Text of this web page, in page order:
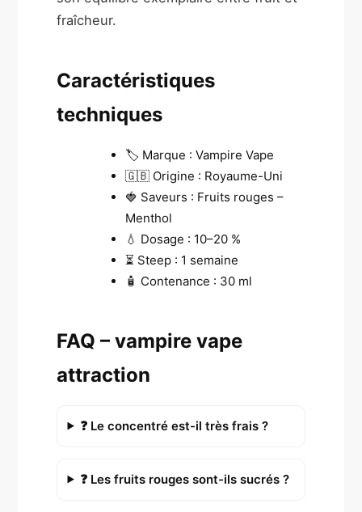
fraîcheur.
Caractéristiques
techniques
🏷️ Marque : Vampire Vape
🇬🇧 Origine : Royaume-Uni
🍓 Saveurs : Fruits rouges –
Menthol
💧 Dosage : 10–20 %
⏳ Steep : 1 semaine
🧴 Contenance : 30 ml
FAQ – vampire vape
attraction
❓ Le concentré est-il très frais ?
❓ Les fruits rouges sont-ils sucrés ?